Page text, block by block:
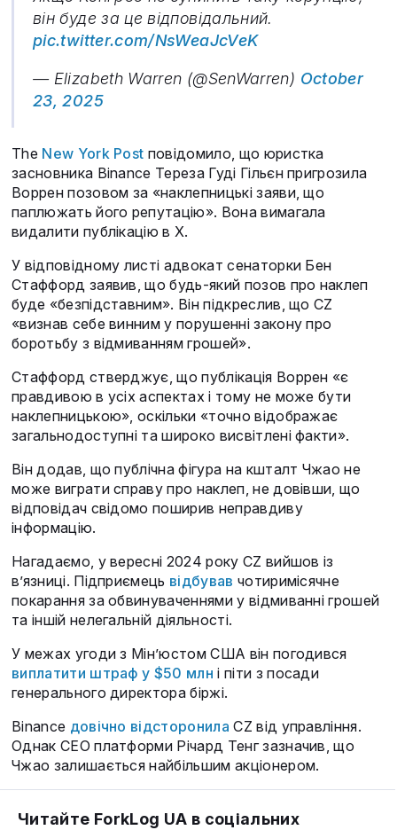
він буде за це відповідальний.
pic.twitter.com/NsWeaJcVeK
— Elizabeth Warren (@SenWarren) October
23, 2025
The New York Post повідомило, що юристка
засновника Binance Тереза Гуді Гільєн пригрозила
Воррен позовом за «наклепницькі заяви, що
паплюжать його репутацію». Вона вимагала
видалити публікацію в X.
У відповідному листі адвокат сенаторки Бен
Стаффорд заявив, що будь-який позов про наклеп
буде «безпідставним». Він підкреслив, що CZ
«визнав себе винним у порушенні закону про
боротьбу з відмиванням грошей».
Стаффорд стверджує, що публікація Воррен «є
правдивою в усіх аспектах і тому не може бути
наклепницькою», оскільки «точно відображає
загальнодоступні та широко висвітлені факти».
Він додав, що публічна фігура на кшталт Чжао не
може виграти справу про наклеп, не довівши, що
відповідач свідомо поширив неправдиву
інформацію.
Нагадаємо, у вересні 2024 року CZ вийшов із
в’язниці. Підприємець відбував чотиримісячне
покарання за обвинуваченнями у відмиванні грошей
та іншій нелегальній діяльності.
У межах угоди з Мін’юстом США він погодився
виплатити штраф у $50 млн і піти з посади
генерального директора біржі.
Binance довічно відсторонила CZ від управління.
Однак CEO платформи Річард Тенг зазначив, що
Чжао залишається найбільшим акціонером.
Читайте ForkLog UA в соціальних